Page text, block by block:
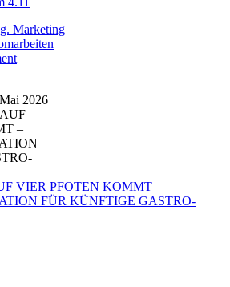
Marketing
2026
VIER PFOTEN KOMMT –
FÜR KÜNFTIGE GASTRO-